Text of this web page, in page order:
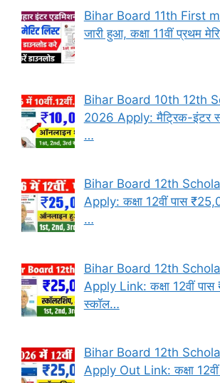
Bihar Board 11th First
जारी हुआ, कक्षा 11वीं प्रथम
Bihar Board 10th 12th
2026 Apply: मैट्रिक-इंटर
…
Bihar Board 12th
Apply: कक्षा 12वीं पास
…
Bihar Board 12th
Apply Link: कक्षा 12वीं
स्कॉल…
Bihar Board 12th
Apply Out Link: कक्षा